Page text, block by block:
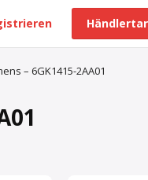
– 6GK1415-2AA01